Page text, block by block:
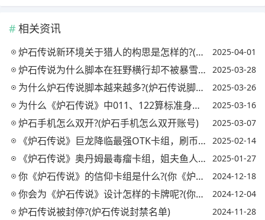
相关资讯
炉石传说新环境关于猎人的构思是怎样的?(炉石传说新版猎人) 2025-04-01
炉石传说为什么脚本在狂野横行却不被暴雪与网易爸爸制裁?(炉石传说为什么狂野模式玩不了) 2025-03-28
为什么炉石传说脚本越来越多?(炉石传说脚本为什么这么多) 2025-03-26
为什么《炉石传说》中011、122算标准身材，但233、344就算呢?(炉石传说128) 2025-03-16
炉石手机怎么双开?(炉石手机怎么双开账号) 2025-03-07
《炉石传说》巨龙降临最强OTK卡组，刷币贼火了，5费即可1套，具体如何操作? 2025-02-14
《炉石传说》奥丹姆最毒瘤卡组，姐夫鱼人骑火了，77%胜率污染天梯，具体如何操作? 2025-01-27
你《炉石传说》的信仰卡组是什么?(你《炉石传说》的信仰卡组是什么样的) 2024-12-18
你会为《炉石传说》设计怎样的卡牌呢?(你会为《炉石传说》设计怎样的卡牌呢英语) 2024-12-04
炉石传说被封停?(炉石传说封禁名单) 2024-11-28